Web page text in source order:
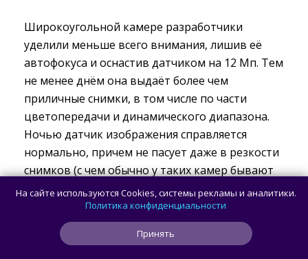
Широкоугольной камере разработчики
уделили меньше всего внимания, лишив её
автофокуса и оснастив датчиком на 12 Мп. Тем
не менее днём она выдаёт более чем
приличные снимки, в том числе по части
цветопередачи и динамического диапазона.
Ночью датчик изображения справляется
нормально, причем не пасует даже в резкости
снимков (с чем обычно у таких камер бывают
проблемы при недостатке освещения).
Фронтальная камера здесь на 32 Мп (f/2.2).
На сайте используются Cookies, системы рекламы и аналитики.
Политика конфиденциальности
Принять